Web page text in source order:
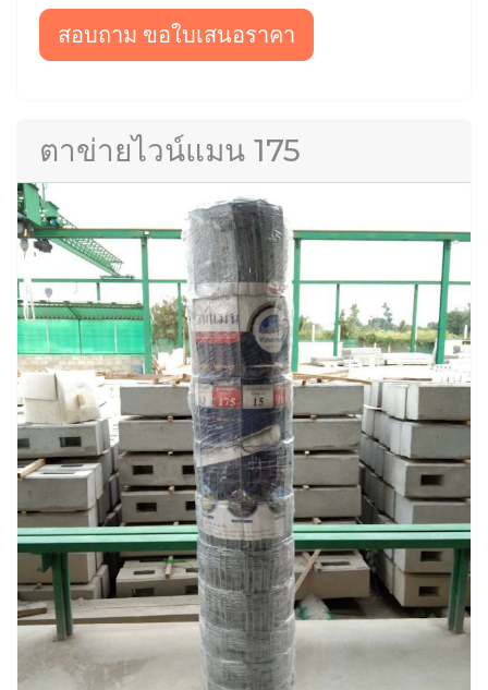
สอบถาม ขอใบเสนอราคา
ตาข่ายไวน์แมน 175